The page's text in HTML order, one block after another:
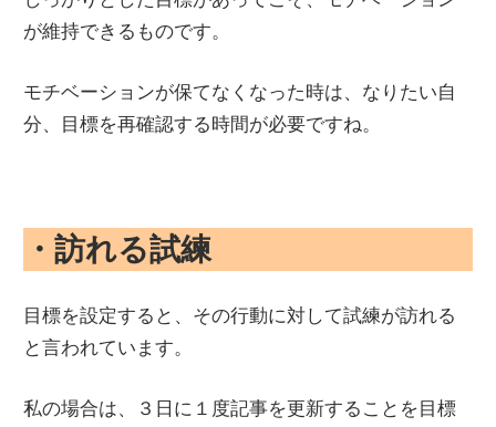
が維持できるものです。
モチベーションが保てなくなった時は、なりたい自
分、目標を再確認する時間が必要ですね。
・訪れる試練
目標を設定すると、その行動に対して試練が訪れる
と言われています。
私の場合は、３日に１度記事を更新することを目標